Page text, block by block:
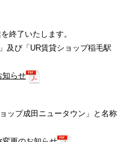
終了いたします。
及び「UR賃貸ショップ稲毛駅
知らせ
ップ成田ニュータウン」と名称